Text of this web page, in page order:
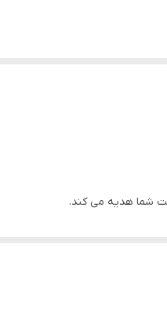
شما هدیه می کند.